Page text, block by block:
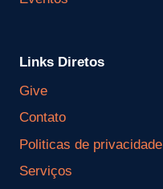
Links Diretos
Give
Contato
Politicas de privacidade
Serviços